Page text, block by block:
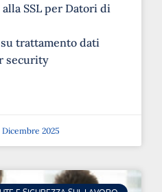
SSL per Datori di
trattamento dati
security
Dicembre 2025